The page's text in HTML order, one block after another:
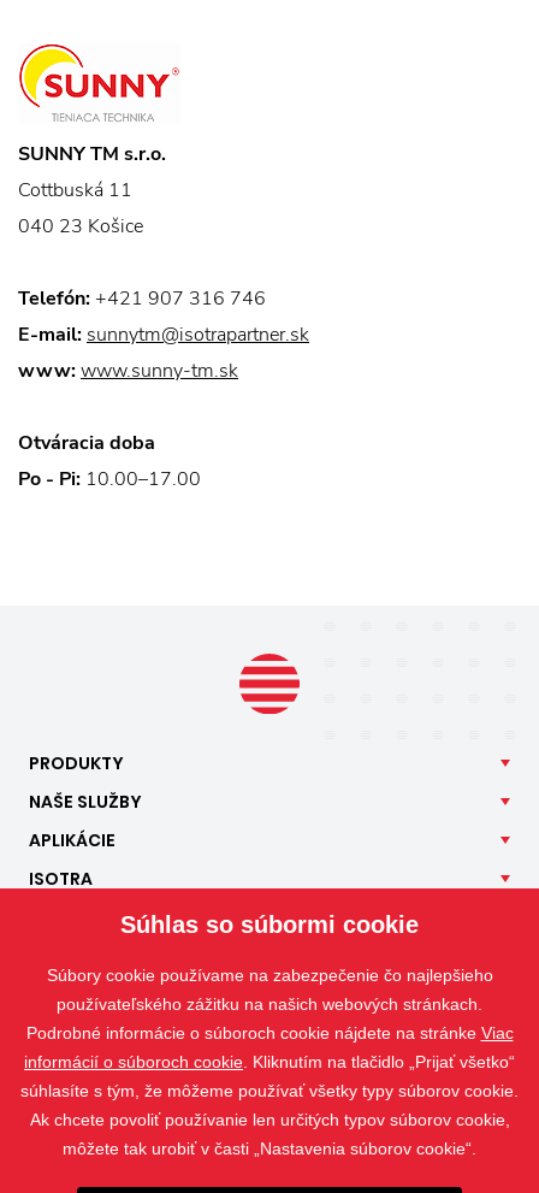
SUNNY TM s.r.o.
Cottbuská 11
040 23 Košice
Telefón: +421 907 316 746
E-mail: sunnytm@isotrapartner.sk
www:www.sunny-tm.sk
Otváracia doba
Po - Pi: 10.00–17.00
PRODUKTY
NAŠE SLUŽBY
APLIKÁCIE
ISOTRA
Súhlas so súbormi cookie
Súbory cookie používame na zabezpečenie čo najlepšieho
používateľského zážitku na našich webových stránkach.
Podrobné informácie o súboroch cookie nájdete na stránke Viac
informácií o súboroch cookie . Kliknutím na tlačidlo „Prijať všetko“
súhlasíte s tým, že môžeme používať všetky typy súborov cookie.
Ak chcete povoliť používanie len určitých typov súborov cookie,
môžete tak urobiť v časti „Nastavenia súborov cookie“.